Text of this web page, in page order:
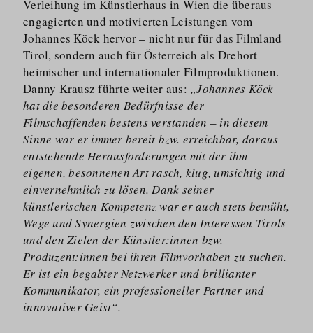
Verleihung im Künstlerhaus in Wien die überaus
engagierten und motivierten Leistungen vom
Johannes Köck hervor – nicht nur für das Filmland
Tirol, sondern auch für Österreich als Drehort
heimischer und internationaler Filmproduktionen.
Danny Krausz führte weiter aus: „Johannes Köck
hat die besonderen Bedürfnisse der
Filmschaffenden bestens verstanden – in diesem
Sinne war er immer bereit bzw. erreichbar, daraus
entstehende Herausforderungen mit der ihm
eigenen, besonnenen Art rasch, klug, umsichtig und
einvernehmlich zu lösen. Dank seiner
künstlerischen Kompetenz war er auch stets bemüht,
Wege und Synergien zwischen den Interessen Tirols
und den Zielen der Künstler:innen bzw.
Produzent:innen bei ihren Filmvorhaben zu suchen.
Er ist ein begabter Netzwerker und brillianter
Kommunikator, ein professioneller Partner und
innovativer Geist“.